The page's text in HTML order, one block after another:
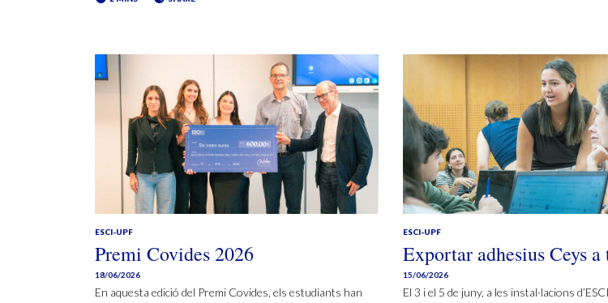
ESCI-UPF
Premi Covides 2026
18/06/2026
En aquesta edició del Premi Covides, els estudiants han
ESCI-UPF
Exportar adhesius Ceys
15/06/2026
El 3 i el 5 de juny, a les instal·lacions